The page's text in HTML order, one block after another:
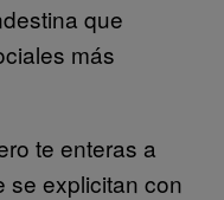
que
más
te enteras a
se explicitan con